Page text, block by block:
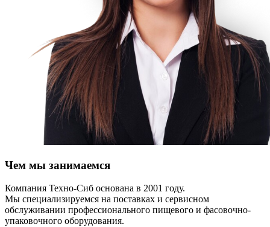
Чем мы занимаемся
Компания Техно-Сиб основана в 2001 году.
Мы специализируемся на поставках и сервисном
обслуживании профессионального пищевого и фасовочно-
упаковочного оборудования.